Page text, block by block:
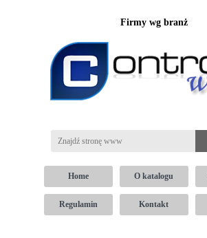
Firmy wg branż
Home O katalogu
Regulamin Kontakt